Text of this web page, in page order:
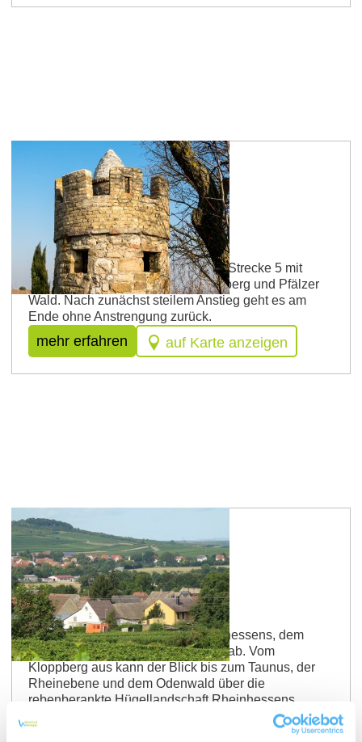
Route 3
Kleine Wonnegau-Strecke
Auf dem südlichen Teil der großen Strecke 5 mit
schöner Aussicht auf den Donnersberg und Pfälzer
Wald. Nach zunächst steilem Anstieg geht es am
Ende ohne Anstrengung zurück.
mehr erfahren auf Karte anzeigen
Route 4
Kleine Kloppberg-Strecke
Über die höchste Erhebung Rheinhessens, dem
Kloppberg, geht es dann stetig begab. Vom
Kloppberg aus kann der Blick bis zum Taunus, der
Rheinebene und dem Odenwald über die
rebenberankte Hügellandschaft Rheinhessens